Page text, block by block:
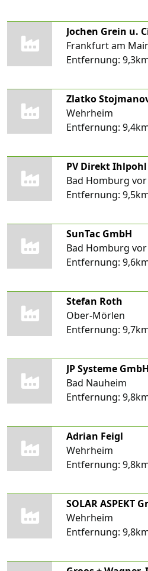
Frankfurt am
Entfernung:
Wehrheim
Entfernung:
PV Direkt Ihlpohl
Bad Homburg
Entfernung:
SunTac GmbH
Bad Homburg
Entfernung:
Stefan Roth
Ober-Mörlen
Entfernung:
JP Systeme GmbH
Bad Nauheim
Entfernung:
Adrian Feigl
Wehrheim
Entfernung:
SOLAR ASPEKT
Wehrheim
Entfernung: